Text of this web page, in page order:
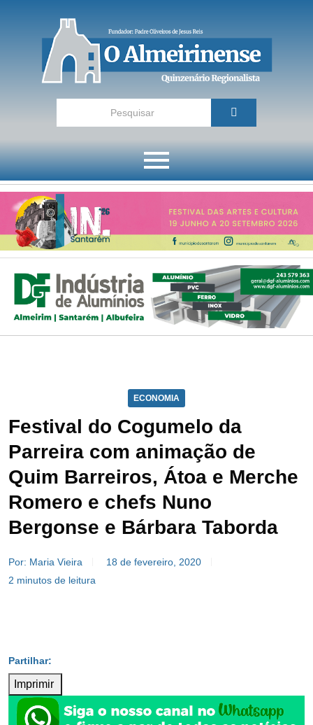
ECONOMIA
Festival do Cogumelo da
Parreira com animação de
Quim Barreiros, Átoa e Merche
Romero e chefs Nuno
Bergonse e Bárbara Taborda
Por: Maria Vieira
18 de fevereiro, 2020
2 minutos de leitura
Imprimir